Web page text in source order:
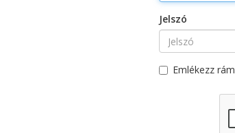
Jelszó
Emlékezz rám